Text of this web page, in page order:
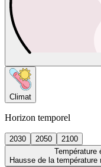
Climat
Horizon temporel
2030 2050
2100
Température
Hausse de la température